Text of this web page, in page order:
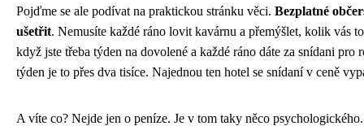
Pojďme se ale podívat na praktickou stránku věci. Bezplatné
ušetřit. Nemusíte každé ráno lovit kavárnu a přemýšlet, kolik vás
když jste třeba týden na dovolené a každé ráno dáte za snídani pro
týden je to přes dva tisíce. Najednou ten hotel se snídaní v ceně
A víte co? Nejde jen o peníze. Je v tom taky něco